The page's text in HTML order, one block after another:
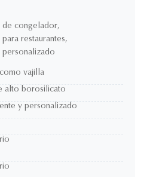
de congelador,
restaurantes,
vajilla
alto borosilicato
y personalizado